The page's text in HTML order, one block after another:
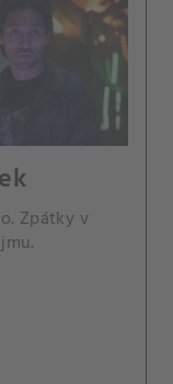
Zpátky v